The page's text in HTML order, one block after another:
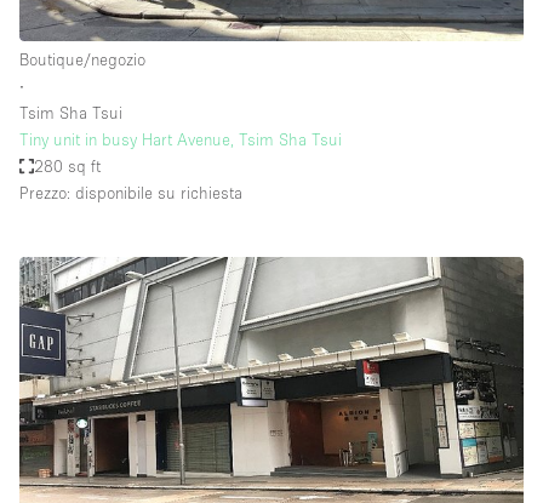
Boutique/negozio
∙
Tsim Sha Tsui
Tiny unit in busy Hart Avenue, Tsim Sha Tsui
280 sq ft
Prezzo: disponibile su richiesta